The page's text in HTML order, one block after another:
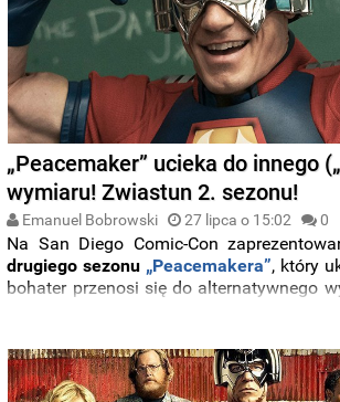
„Peacemaker” ucieka do innego
wymiaru! Zwiastun 2. sezonu!
Emanuel Bobrowski 27 lipca o 15:02 0
Na San Diego Comic-Con
drugiego sezonu „Peacemakera”, który
bohater przenosi się do alternatywnego
wydaje się lepsze i prostsze. Po
postanawia uciec, co prowadzi
międzywymiarowych.